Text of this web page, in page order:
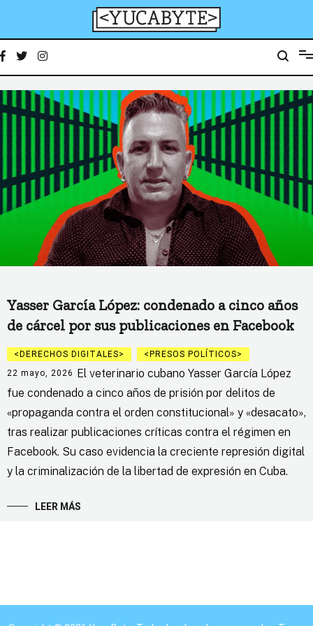
YucaByte
Yasser García López: condenado a cinco años
de cárcel por sus publicaciones en Facebook
DERECHOS DIGITALES
PRESOS POLÍTICOS
22 mayo, 2026 El veterinario cubano Yasser García López
fue condenado a cinco años de prisión por delitos de
«propaganda contra el orden constitucional» y «desacato»,
tras realizar publicaciones críticas contra el régimen en
Facebook. Su caso evidencia la creciente represión digital
y la criminalización de la libertad de expresión en Cuba.
LEER MÁS